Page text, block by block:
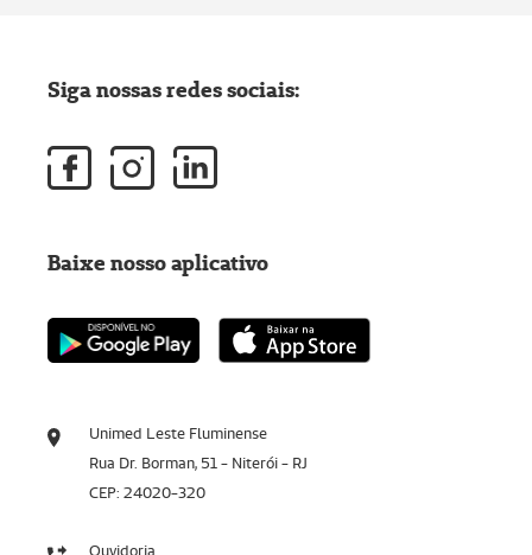
Unimed Leste Fluminense
Rua Dr. Borman, 51 - Niterói - RJ
CEP: 24020-320
Siga nossas redes sociais:
Baixe nosso aplicativo